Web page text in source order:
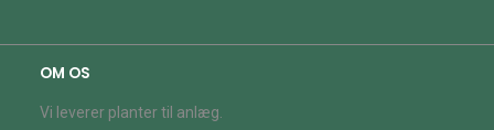
OM OS
Vi leverer planter til anlæg.